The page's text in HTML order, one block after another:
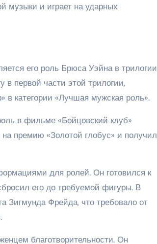
музыки и играет на ударных
его роль Брюса Уэйна в трилогии
первой части этой трилогии,
в категории «Лучшая мужская роль».
в фильме «Бойцовский клуб»
премию «Золотой глобус» и получил
для ролей. Он готовился к
его до требуемой фигуры. В
Зигмунда Фрейда, что требовало от
благотворительности. Он